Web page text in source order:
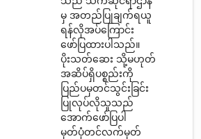
မှ အတည်ပြုချက်ရယူ
ရန်လိုအပ်ကြောင်း
ဖော်ပြထားပါသည်။
ပိုးသတ်ဆေး သို့မဟုတ်
အဆိပ်ရှိပစ္စည်းကို
ပြည်ပမှတင်သွင်းခြင်း
ပြုလုပ်လိုသူသည်
အောက်ဖော်ပြပါ
မှတ်ပုံတင်လက်မှတ်